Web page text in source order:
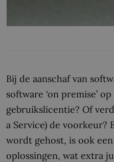
Bij de aanschaf van
software ‘on premise’
gebruikslicentie? Of
a Service) de voorkeur?
wordt gehost, is ook
oplossingen, wat extra